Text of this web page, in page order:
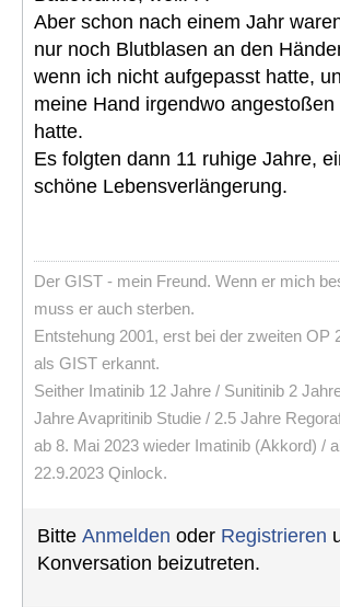
Aber schon nach einem Jahr
nur noch Blutblasen an den
wenn ich nicht aufgepasst hatte,
meine Hand irgendwo angestoßen
hatte.
Es folgten dann 11 ruhige Jahre,
schöne Lebensverlängerung.
Der GIST - mein Freund. Wenn er mich
muss er auch sterben.
Entstehung 2001, erst bei der zweiten OP
als GIST erkannt.
Seither Imatinib 12 Jahre / Sunitinib 2
Jahre Avapritinib Studie / 2.5 Jahre
ab 8. Mai 2023 wieder Imatinib (Akkord) /
22.9.2023 Qinlock.
Bitte Anmelden oder Registrieren
Konversation beizutreten.